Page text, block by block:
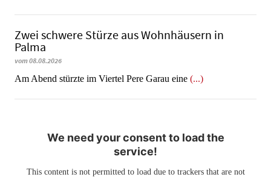
Zwei schwere Stürze aus Wohnhäusern in
Palma
vom 08.08.2026
Am Abend stürzte im Viertel Pere Garau eine (...)
We need your consent to load the
service!
This content is not permitted to load due to trackers that are not